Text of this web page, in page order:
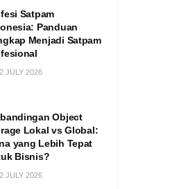
Satpam
Panduan
Menjadi Satpam
JULY 2026
Object
Lokal vs Global:
yang Lebih Tepat
Bisnis?
JULY 2026